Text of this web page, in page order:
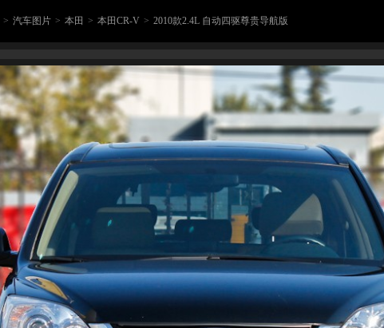
> 汽车图片 > 本田 > 本田CR-V > 2010款2.4L 自动四驱尊贵导航版